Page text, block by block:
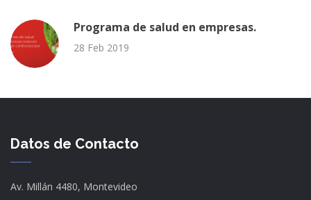
Programa de salud en empresas.
28 Feb 2019
Datos de Contacto
Av. Millán 4480, Montevideo